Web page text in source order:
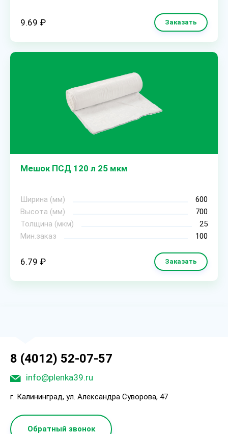
9.69 ₽ Заказать
Мешок ПСД 120 л 25 мкм
Ширина (мм)
600
Высота (мм)
700
Толщина (мкм)
25
Мин.заказ
100
6.79 ₽ Заказать
8 (4012) 52-07-57
info@plenka39.ru
г. Калининград, ул. Александра Суворова, 47
Обратный звонок